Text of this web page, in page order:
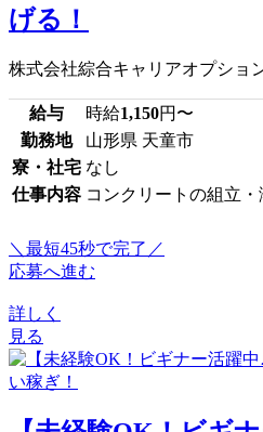
げる！
株式会社綜合キャリアオプショ
給与 時給1,150円〜
勤務地
山形県 天童市
寮・社宅 なし
仕事内容 コンクリートの組立
＼最短45秒で完了／
応募へ進む
詳しく
見る